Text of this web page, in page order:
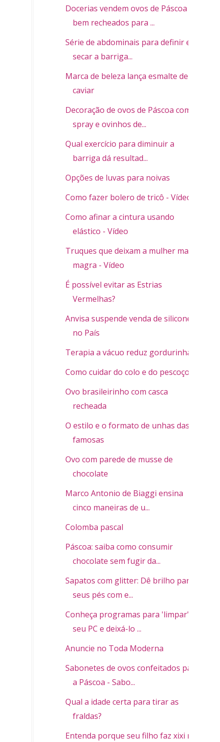
Docerias vendem ovos de Páscoa
bem recheados para ...
Série de abdominais para definir e
secar a barriga...
Marca de beleza lança esmalte de
caviar
Decoração de ovos de Páscoa com
spray e ovinhos de...
Qual exercício para diminuir a
barriga dá resultad...
Opções de luvas para noivas
Como fazer bolero de tricô - Vídeo
Como afinar a cintura usando
elástico - Vídeo
Truques que deixam a mulher mais
magra - Vídeo
É possível evitar as Estrias
Vermelhas?
Anvisa suspende venda de silicone
no País
Terapia a vácuo reduz gordurinhas
Como cuidar do colo e do pescoço
Ovo brasileirinho com casca
recheada
O estilo e o formato de unhas das
famosas
Ovo com parede de musse de
chocolate
Marco Antonio de Biaggi ensina
cinco maneiras de u...
Colomba pascal
Páscoa: saiba como consumir
chocolate sem fugir da...
Sapatos com glitter: Dê brilho para
seus pés com e...
Conheça programas para 'limpar'
seu PC e deixá-lo ...
Anuncie no Toda Moderna
Sabonetes de ovos confeitados para
a Páscoa - Sabo...
Qual a idade certa para tirar as
fraldas?
Entenda porque seu filho faz xixi na